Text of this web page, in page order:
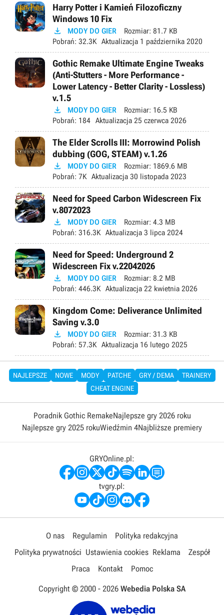
Harry Potter i Kamień Filozoficzny
Windows 10 Fix
 MODY DO GIER Rozmiar: 81.7 KB
Pobrań: 32.3K Aktualizacja 1 października 2020
Gothic Remake Ultimate Engine Tweaks
(Anti-Stutters - More Performance -
Lower Latency - Better Clarity - Lossless)
v.1.5
 MODY DO GIER Rozmiar: 16.5 KB
Pobrań: 184 Aktualizacja 25 czerwca 2026
The Elder Scrolls III: Morrowind Polish
dubbing (GOG, STEAM) v.1.26
 MODY DO GIER Rozmiar: 1869.6 MB
Pobrań: 7K Aktualizacja 30 listopada 2023
Need for Speed Carbon Widescreen Fix
v.8072023
 MODY DO GIER Rozmiar: 4.3 MB
Pobrań: 316.3K Aktualizacja 3 lipca 2024
Need for Speed: Underground 2
Widescreen Fix v.22042026
 MODY DO GIER Rozmiar: 8.2 MB
Pobrań: 446.3K Aktualizacja 22 kwietnia 2026
Kingdom Come: Deliverance Unlimited
Saving v.3.0
 MODY DO GIER Rozmiar: 31.3 KB
Pobrań: 57.3K Aktualizacja 16 lutego 2025
NAJLEPSZE NOWE MODY PATCHE GRY / DEMA
TRAINERY
CHEAT ENGINE
Poradnik Gothic RemakeNajlepsze gry 2026 roku
Najlepsze gry 2025 rokuWiedźmin 4Najbliższe premiery
GRYOnline.pl:
tvgry.pl:
O nas Regulamin
Polityka redakcyjna
Polityka prywatności Ustawienia cookies Reklama
Zespół
Praca
Kontakt Pomoc
Copyright © 2000 - 2026 Webedia Polska SA